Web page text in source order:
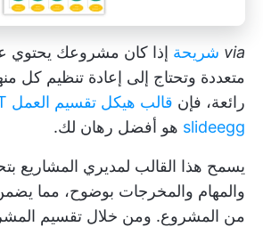
via شريحة إذا كان مشروعك يحتوي
متعددة وتحتاج إلى إعادة تنظيم كل
رائعة، فإن
slideegg هو أفضل رهان لك.
يسمح هذا القالب لمديري المشاريع
والمهام والمخرجات بوضوح، مما
من المشروع. ومن خلال تقسيم